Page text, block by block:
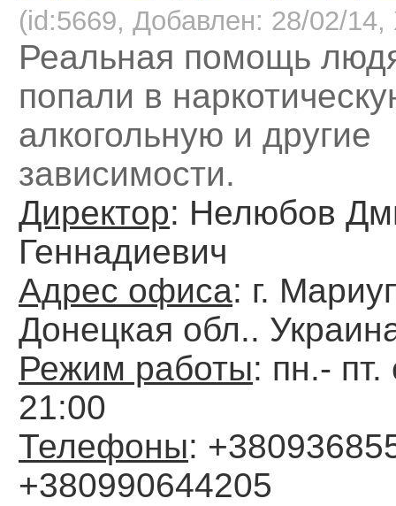
(id:5669, Добавлен: 28/02/14,
Реальная помощь
попали в
алкогольную и другие
зависимости.
Директор: Нелюбов
Геннадиевич
Адрес офиса: г.
Донецкая обл..
Режим работы: пн.-
21:00
Телефоны:
+380990644205